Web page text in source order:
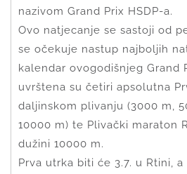
nazivom Grand Prix HSDP-a.
Ovo natjecanje se sastoji od
se očekuje nastup najboljih
kalendar ovogodišnjeg Grand
uvrštena su četiri apsolutna
daljinskom plivanju (3000 m,
10000 m) te Plivački maraton
dužini 10000 m.
Prva utrka biti će 3.7. u Rtini, a